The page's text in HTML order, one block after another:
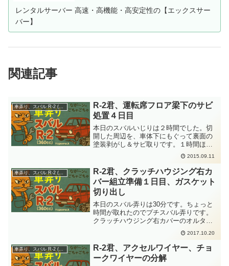
無料お試し10日間。
レンタルサーバー 高速・高機能・高安定性の【エックスサー
バー】
関連記事
R-2君、運転席フロア梁下のサビ
処置４日目
本日のスバルいじりは２時間でした。切
開した周辺を、車体下にもぐって裏面の
塗装剥がし＆サビ取りです。１時間ほど
黙々と作業して、この程度まで鉄肌を出
しました。ちょっと休憩していたら、ご
近所さんがやってきて雑談です。「雨が
すごかったねー。これだけ...
2015.09.11
R-2君、クラッチハウジング右カ
バー組立準備１日目、ガスケット
切り出し
本日のスバル弄りは30分です。ちょっと
時間が取れたのでプチスバル弄りです。
クラッチハウジング右カバーのオルタネ
ータ―プーリ根本のところで用いるガス
ケットを切り出すことにしました。以前
に別のパーツを切り出した残りガスケッ
ト紙に転写して、ポンチ...
2017.10.20
車弄り、スバル R-2 (360cc)
R-2君、アクセルワイヤー、チョ
ークワイヤーの分解